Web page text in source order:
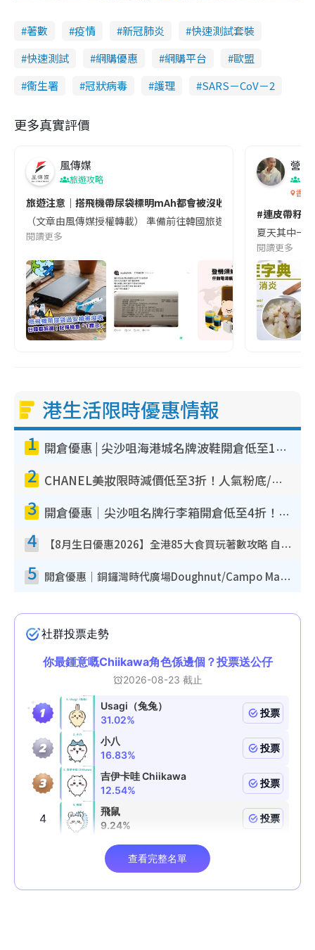
著數 疫情 新冠肺炎
快速測試套裝
快速測試
網購優惠 網購平台
歐盟
衞生署
冠狀病毒 護理 SARS－CoV－2
更多真實評價
風傳媒
旅遊攻略
旅遊注意｜搭飛機帶尿袋標明mAh都會被沒收😱出發前切記檢查
（文章由風傳媒授權轉載） 準備前往韓國旅遊的民眾，近期要
閱讀更多
營養
香港
#連皮帶籽
夏天其中一
閱讀更多
港生活限時優惠情報
1 開倉優惠 | 尖沙咀海港城名牌波鞋開倉低至1折！On鞋$899起／Joy&Peace鞋履$98起
2 CHANEL美妝限時減價低至3折！人氣粉底/唇膏/精華液低至$275！COCO香水都有平
3 開倉優惠｜尖沙咀名牌行李箱開倉低至4折！一連5日 American Tourister/ace./Hallmark $200起！
4 【8月生日優惠2026】全港85大食買玩著數攻略 自助餐/火鍋放題同行免費＋誠品/DONKI送現金券
5 開倉優惠｜銅鑼灣時代廣場Doughnut/Campo Marzio開倉低至1折！背囊、書包、手袋劈價$200起